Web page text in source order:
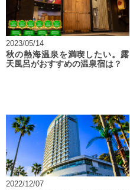
2023/05/14
秋の熱海温泉を満喫したい。露
天風呂がおすすめの温泉宿は？
2022/12/07